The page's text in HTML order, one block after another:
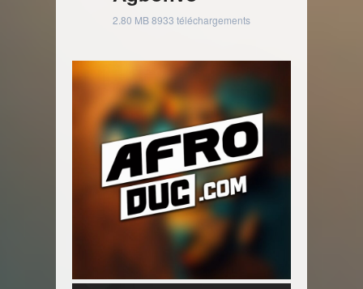
2.80 MB8933 téléchargements